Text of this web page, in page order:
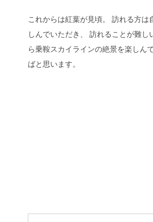
これからは紅葉が見頃。
訪れる方は
しんでいただき、
訪れることが難し
ら乗鞍スカイラインの絶景を楽しん
ばと思います。